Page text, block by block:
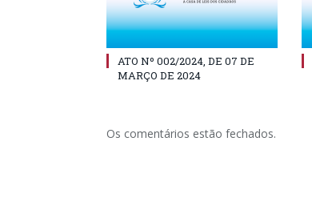
ATO Nº 002/2024, DE 07 DE
MARÇO DE 2024
Os comentários estão fechados.